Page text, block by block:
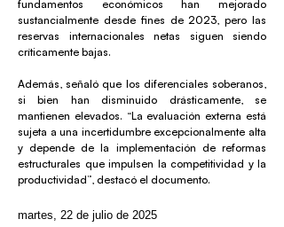
fundamentos económicos han mejorado
sustancialmente desde fines de 2023, pero las
reservas internacionales netas siguen siendo
críticamente bajas.
Además, señaló que los diferenciales soberanos,
si bien han disminuido drásticamente, se
mantienen elevados. “La evaluación externa está
sujeta a una incertidumbre excepcionalmente alta
y depende de la implementación de reformas
estructurales que impulsen la competitividad y la
productividad”, destacó el documento.
martes, 22 de julio de 2025